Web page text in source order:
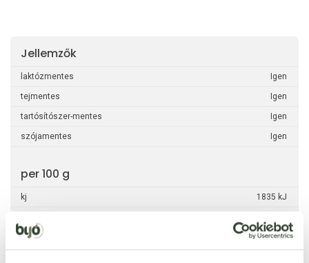
Jellemzők
laktózmentes Igen
tejmentes Igen
tartósítószer-mentes Igen
szójamentes Igen
per 100 g
kj 1835 kJ
zsír 19,3 g